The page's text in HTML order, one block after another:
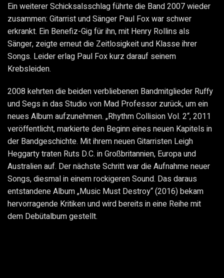
Ein weiterer Schicksalsschlag führte die Band 2007 wieder
zusammen: Gitarrist und Sänger Paul Fox war schwer
erkrankt. Ein Benefiz-Gig für ihn, mit Henry Rollins als
Sänger, zeigte erneut die Zeitlosigkeit und Klasse ihrer
Songs. Leider erlag Paul Fox kurz darauf seinem
Krebsleiden.
2008 kehrten die beiden verbliebenen Bandmitglieder Ruffy
und Segs in das Studio von Mad Professor zurück, um ein
neues Album aufzunehmen. „Rhythm Collision Vol. 2“, 2011
veröffentlicht, markierte den Beginn eines neuen Kapitels in
der Bandgeschichte. Mit ihrem neuen Gitarristen Leigh
Heggarty traten Ruts D.C. in Großbritannien, Europa und
Australien auf. Der nächste Schritt war die Aufnahme neuer
Songs, diesmal in einem rockigeren Sound. Das daraus
entstandene Album „Music Must Destroy“ (2016) bekam
hervorragende Kritiken und wird bereits in eine Reihe mit
dem Debütalbum gestellt.